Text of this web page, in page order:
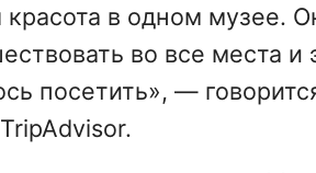
красота в одном музее.
во все места
посетить», —